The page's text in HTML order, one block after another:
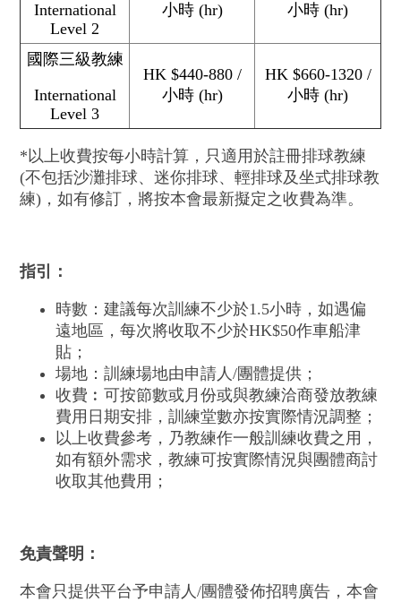
International
Level 2
小時 (hr)
小時 (hr)
國際三級教練
International
Level 3
HK $440-880 /
小時 (hr)
HK $660-1320 /
小時 (hr)
*以上收費按每小時計算，只適用於註冊排球教練
(不包括沙灘排球、迷你排球、輕排球及坐式排球教
練)，如有修訂，將按本會最新擬定之收費為準。
指引：
時數：建議每次訓練不少於1.5小時，如遇偏
遠地區，每次將收取不少於HK$50作車船津
貼；
場地：訓練場地由申請人/團體提供；
收費︰可按節數或月份或與教練洽商發放教練
費用日期安排，訓練堂數亦按實際情況調整；
以上收費參考，乃教練作一般訓練收費之用，
如有額外需求，教練可按實際情況與團體商討
收取其他費用；
免責聲明：
本會只提供平台予申請人/團體發佈招聘廣告，本會